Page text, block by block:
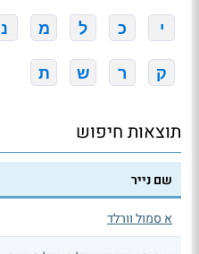
י כ ל מ נ
ק ר ש ת
תוצאות חיפוש
שם נייר
א סמול וורלד